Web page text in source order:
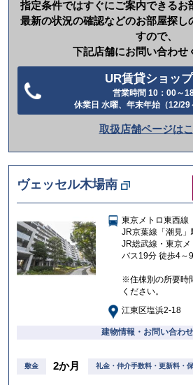
指定条件ではすぐにご案内できるお
最新の状況の確認などのお部屋探し
すので、
下記店舗にお問い合わせ
UR賃貸ショッ
営業時間 10：00～
休業日 水曜、年末年始（12/
取扱店舗ページは
ヴェッセル木場南
東京メトロ東西線
JR京葉線「潮見
JR総武線・東京
バス19分 徒歩4～
※住棟別の所要時
ください。
江東区塩浜2-18
建物情報・お問い合わ
敷金 2か月 礼金・仲介手数料・更新料・